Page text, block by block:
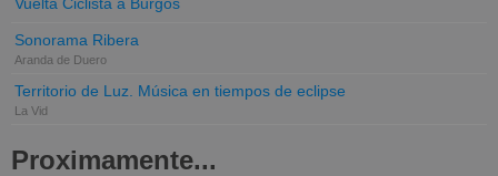
Vuelta Ciclista a Burgos
Sonorama Ribera
Aranda de Duero
Territorio de Luz. Música en tiempos de eclipse
La Vid
Proximamente...